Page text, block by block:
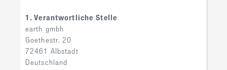
1. Verantwortliche Stelle
earth gmbh
Goethestr. 20
72461 Albstadt
Deutschland